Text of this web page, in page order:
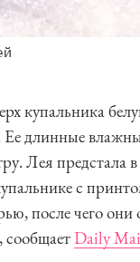
купальника
Ее длинные
Лея предстала
с
после чего они
сообщаетDaily